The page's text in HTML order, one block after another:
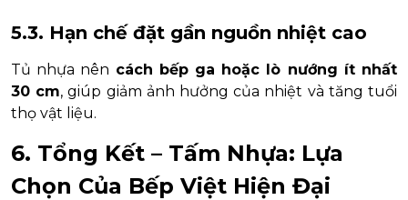
5.3. Hạn chế đặt gần nguồn nhiệt cao
Tủ nhựa nên cách bếp ga hoặc lò nướng ít nhất
30 cm, giúp giảm ảnh hưởng của nhiệt và tăng tuổi
thọ vật liệu.
6. Tổng Kết – Tấm Nhựa: Lựa
Chọn Của Bếp Việt Hiện Đại